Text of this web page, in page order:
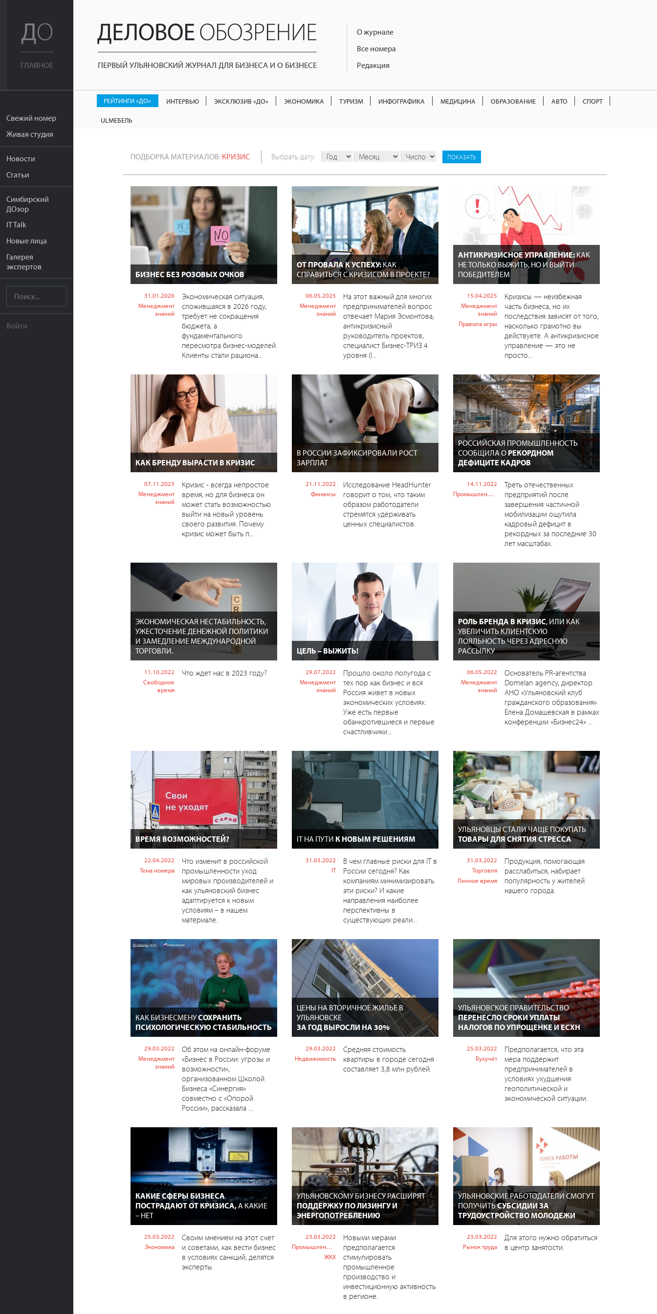
ГЛАВНОЕ
Свежий номер
Живая студия
Новости
Статьи
Симбирский
ДОзор
IT Talk
Новые лица
Галерея
экспертов
Войти
ПЕРВЫЙ УЛЬЯНОВСКИЙ ЖУРНАЛ ДЛЯ БИЗНЕСА И О БИЗНЕСЕ
О журнале
Все номера
Редакция
РЕЙТИНГИ «ДО» ИНТЕРВЬЮ ЭКСКЛЮЗИВ «ДО» ЭКОНОМИКА ТУРИЗМ ИНФОГРАФИКА МЕДИЦИНА ОБРАЗОВАНИЕ АВТО СПОРТ
ULМЕБЕЛЬ
ПОДБОРКА МАТЕРИАЛОВ: КРИЗИС Выбрать дату:
БИЗНЕС БЕЗ РОЗОВЫХ ОЧКОВ
31.01.2026
Менеджмент
знаний
Экономическая ситуация,
сложившаяся в 2026 году,
требует не сокращения
бюджета, а
фундаментального
пересмотра бизнес-моделей.
Клиенты стали рациона...
ОТ ПРОВАЛА К УСПЕХУ:КАК
СПРАВИТЬСЯ С КРИЗИСОМ В ПРОЕКТЕ?
06.05.2025
Менеджмент
знаний
На этот важный для многих
предпринимателей вопрос
отвечает Мария Эсмонтова,
антикризисный
руководитель проектов,
специалист Бизнес-ТРИЗ 4
уровня (I...
АНТИКРИЗИСНОЕ УПРАВЛЕНИЕ:КАК
НЕ ТОЛЬКО ВЫЖИТЬ, НО И ВЫЙТИ
ПОБЕДИТЕЛЕМ
15.04.2025
Менеджмент
знаний
Правила игры
Кризисы — неизбежная
часть бизнеса, но их
последствия зависят от того,
насколько грамотно вы
действуете. А антикризисное
управление — это не
просто...
КАК БРЕНДУ ВЫРАСТИ В КРИЗИС
07.11.2023
Менеджмент
знаний
Кризис - всегда непростое
время, но для бизнеса он
может стать возможностью
выйти на новый уровень
своего развития. Почему
кризис может быть п...
В РОССИИ ЗАФИКСИРОВАЛИ РОСТ
ЗАРПЛАТ
21.11.2022
Финансы
Исследование HeadHunter
говорит о том, что таким
образом работодатели
стремятся удерживать
ценных специалистов.
РОССИЙСКАЯ ПРОМЫШЛЕННОСТЬ
СООБЩИЛА О РЕКОРДНОМ
ДЕФИЦИТЕ КАДРОВ
14.11.2022
Промышленность
Треть отечественных
предприятий после
завершения частичной
мобилизации ощутила
кадровый дефицит в
рекордных за последние 30
лет масштабах.
ЭКОНОМИЧЕСКАЯ НЕСТАБИЛЬНОСТЬ,
УЖЕСТОЧЕНИЕ ДЕНЕЖНОЙ ПОЛИТИКИ
И ЗАМЕДЛЕНИЕ МЕЖДУНАРОДНОЙ
ТОРГОВЛИ.
11.10.2022
Свободное
время
Что ждет нас в 2023 году?
ЦЕЛЬ – ВЫЖИТЬ!
29.07.2022
Менеджмент
знаний
Прошло около полугода с
тех пор как бизнес и вся
Россия живет в новых
экономических условиях.
Уже есть первые
обанкротившиеся и первые
счастливчики...
РОЛЬ БРЕНДА В КРИЗИС, ИЛИ КАК
УВЕЛИЧИТЬ КЛИЕНТСКУЮ
ЛОЯЛЬНОСТЬ ЧЕРЕЗ АДРЕСНУЮ
РАССЫЛКУ
06.05.2022
Менеджмент
знаний
Основатель PR-агентства
Domelan agency, директор
АНО «Ульяновский клуб
гражданского образования»
Елена Домашевская в рамках
конференции «Бизнес24» ...
ВРЕМЯ ВОЗМОЖНОСТЕЙ?
22.04.2022
Тема номера
Что изменит в российской
промышленности уход
мировых производителей и
как ульяновский бизнес
адаптируется к новым
условиям – в нашем
материале.
IT НА ПУТИ К НОВЫМ РЕШЕНИЯМ
31.03.2022
IT
В чем главные риски для IT в
России сегодня? Как
компаниям минимизировать
эти риски? И какие
направления наиболее
перспективны в
существующих реали...
УЛЬЯНОВЦЫ СТАЛИ ЧАЩЕ ПОКУПАТЬ
ТОВАРЫ ДЛЯ СНЯТИЯ СТРЕССА
31.03.2022
Торговля
Личное время
Продукция, помогающая
расслабиться, набирает
популярность у жителей
нашего города.
КАК БИЗНЕСМЕНУСОХРАНИТЬ
ПСИХОЛОГИЧЕСКУЮ СТАБИЛЬНОСТЬ
29.03.2022
Менеджмент
знаний
Об этом на онлайн-форуме
«Бизнес в России: угрозы и
возможности»,
организованном Школой
Бизнеса «Синергия»
совместно с «Опорой
России», рассказала ...
ЦЕНЫ НА ВТОРИЧНОЕ ЖИЛЬЕ В
УЛЬЯНОВСКЕ
ЗА ГОД ВЫРОСЛИ НА 30%
29.03.2022
Недвижимость
Средняя стоимость
квартиры в городе сегодня
составляет 3,8 млн рублей.
УЛЬЯНОВСКОЕ ПРАВИТЕЛЬСТВО
ПЕРЕНЕСЛО СРОКИ УПЛАТЫ
НАЛОГОВ ПО УПРОЩЕНКЕ И ЕСХН
25.03.2022
Бухучёт
Предполагается, что эта
мера поддержит
предпринимателей в
условиях ухудшения
геополитической и
экономической ситуации.
КАКИЕ СФЕРЫ БИЗНЕСА
ПОСТРАДАЮТ ОТ КРИЗИСА,А КАКИЕ
– НЕТ
25.03.2022
Экономика
Своим мнением на этот счет
и советами, как вести бизнес
в условиях санкций, делятся
эксперты.
УЛЬЯНОВСКОМУ БИЗНЕСУ РАСШИРЯТ
ПОДДЕРЖКУ ПО ЛИЗИНГУ И
ЭНЕРГОПОТРЕБЛЕНИЮ
23.03.2022
Промышленность
ЖКХ
Новыми мерами
предполагается
стимулировать
промышленное
производство и
инвестиционную активность
в регионе.
УЛЬЯНОВСКИЕ РАБОТОДАТЕЛИ СМОГУТ
ПОЛУЧИТЬСУБСИДИИ ЗА
ТРУДОУСТРОЙСТВО МОЛОДЕЖИ
23.03.2022
Рынок труда
Для этого нужно обратиться
в центр занятости.